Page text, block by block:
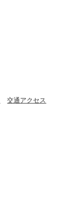
交通アクセス